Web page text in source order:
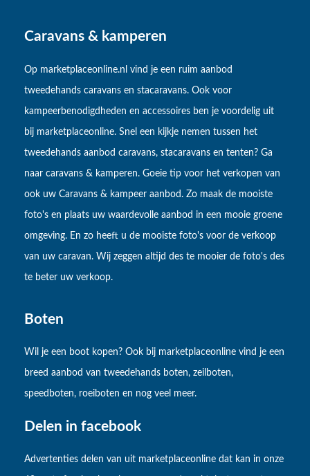
Caravans & kamperen
Op marketplaceonline.nl vind je een ruim aanbod
tweedehands caravans en stacaravans. Ook voor
kampeerbenodigdheden en accessoires ben je voordelig uit
bij marketplaceonline. Snel een kijkje nemen tussen het
tweedehands aanbod caravans, stacaravans en tenten? Ga
naar caravans & kamperen. Goeie tip voor het verkopen van
ook uw Caravans & kampeer aanbod. Zo maak de mooiste
foto's en plaats uw waardevolle aanbod in een mooie groene
omgeving. En zo heeft u de mooiste foto's voor de verkoop
van uw caravan. Wij zeggen altijd des te mooier de foto's des
te beter uw verkoop.
Boten
Wil je een boot kopen? Ook bij marketplaceonline vind je een
breed aanbod van tweedehands boten, zeilboten,
speedboten, roeiboten en nog veel meer.
Delen in facebook
Advertenties delen van uit marketplaceonline dat kan in onze